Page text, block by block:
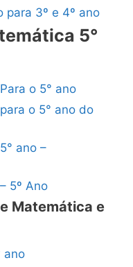
para 3º e 4º ano
5°
o 5° ano
o 5° ano do
ano –
5º Ano
Matemática e
ano